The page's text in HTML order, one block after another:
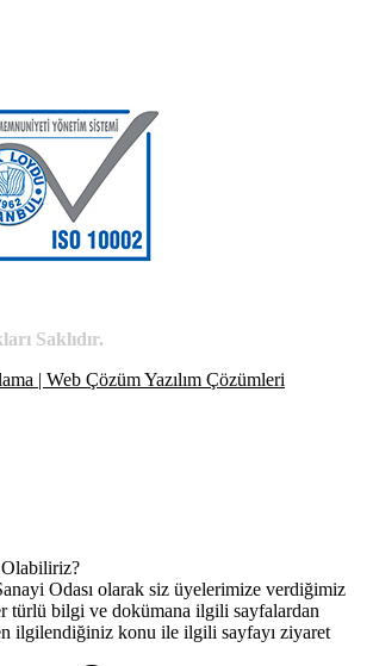
Saklıdır.
Olabiliriz?
Odası olarak siz üyelerimize verdiğimiz
türlü bilgi ve dokümana ilgili sayfalardan
ilgilendiğiniz konu ile ilgili sayfayı ziyaret